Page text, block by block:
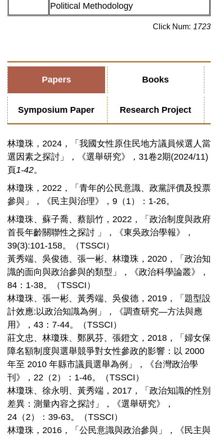
Political Methodology
Click Num: 1723
Papers Books
Symposium Paper Research Project
林瓊珠，2024，「我國女性原住民地方議員候選人當
選因素之探討」，《選舉研究》，31卷2期(2024/11)
頁1-42。
林瓊珠，2022，「青年的公民意識、政黨評價及投票
參與」，《民主與治理》，9（1）：1-26。
林瓊珠、蘇子喬、蔡韻竹，2022，「政治制度與政府
首長年齡關聯性之探討 」，《東吳政治學報》，
39(3):101-158。（TSSCI）
黃秀端、吳俊德、張一彬、林瓊珠，2020，「政治知
識的面向與政治參與的類型」，《政治科學論叢》，
84：1-38。（TSSCI）
林瓊珠、張一彬、黃秀端、吳俊德，2019，「題型設
計效應:以政治知識為例」，《調查研究—方法與應
用》，43：7-44。（TSSCI）
莊文忠、林瓊珠、鄭夙芬、張鐙文，2018，「婦女保
障名額制度與選舉競爭對女性參政的影響：以 2000
年至 2010 年縣市議員選舉為例」，《台灣政治學
刊》，22（2）：1-46。（TSSCI）
林瓊珠、徐永明、黃秀端，2017，「政治知識的性別
差異：測量內容之探討」，《選舉研究》，
24（2）：39-63。（TSSCI）
林瓊珠，2016，「公民意識與政治參與」，《民主與